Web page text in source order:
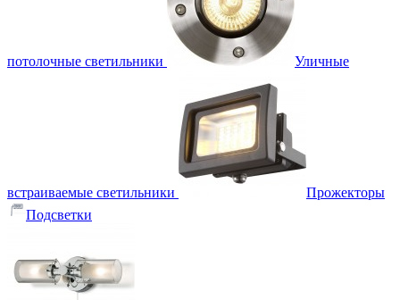
потолочные светильники Уличные
встраиваемые светильники
Прожекторы
Подсветки